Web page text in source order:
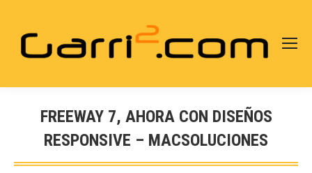
FREEWAY 7, AHORA CON DISEÑOS
RESPONSIVE – MACSOLUCIONES
Estás aquí: